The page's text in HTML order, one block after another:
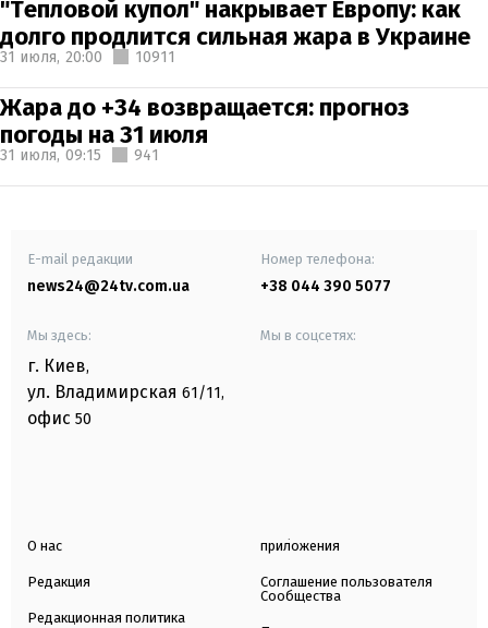
"Тепловой купол" накрывает Европу: как
долго продлится сильная жара в Украине
31 июля, 20:00 10911
Жара до +34 возвращается: прогноз
погоды на 31 июля
31 июля, 09:15 941
E-mail редакции
news24@24tv.com.ua
Номер телефона:
+38 044 390 5077
Мы здесь:
г. Киев,
ул. Владимирская 61/11,
офис 50
Мы в соцсетях:
О нас
Редакция
Редакционная политика
приложения
Соглашение пользователя
Сообщества